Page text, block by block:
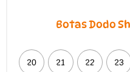
Botas Dodo
20 21 22 23